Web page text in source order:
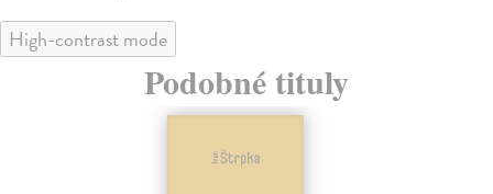
High-contrast mode
Podobné tituly